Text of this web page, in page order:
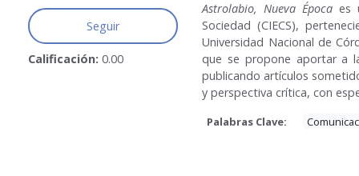
Seguir
Calificación: 0.00
Astrolabio, Nueva Época es
Sociedad (CIECS),
Universidad Nacional de
que se propone aportar a
publicando artículos
y perspectiva crítica, con
Palabras Clave: